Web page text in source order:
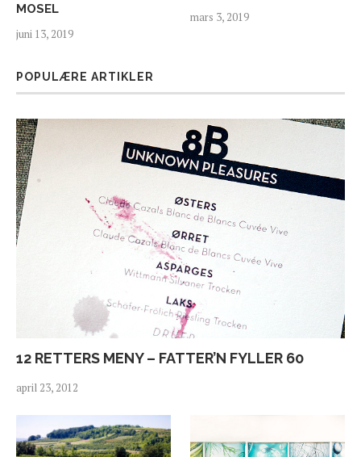
MOSEL
juni 13, 2019
mars 3, 2019
POPULÆRE ARTIKLER
12 RETTERS MENY – FATTER’N FYLLER 60
april 23, 2012